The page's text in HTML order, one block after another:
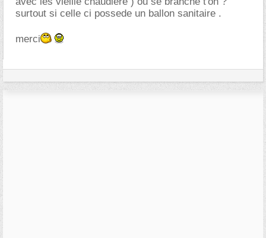
surtout si celle ci possede un ballon sanitaire .
merci